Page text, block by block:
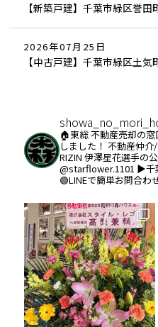
【新築戸建】千葉市緑区誉田
2026年07月25日
【中古戸建】千葉市緑区土気
🏠東総 不動産売却の
しました！ 不動産仲介
RIZIN 伊澤星花選手の
@starflower.1101 ▶︎千
🟢LINEで簡単お問合わ